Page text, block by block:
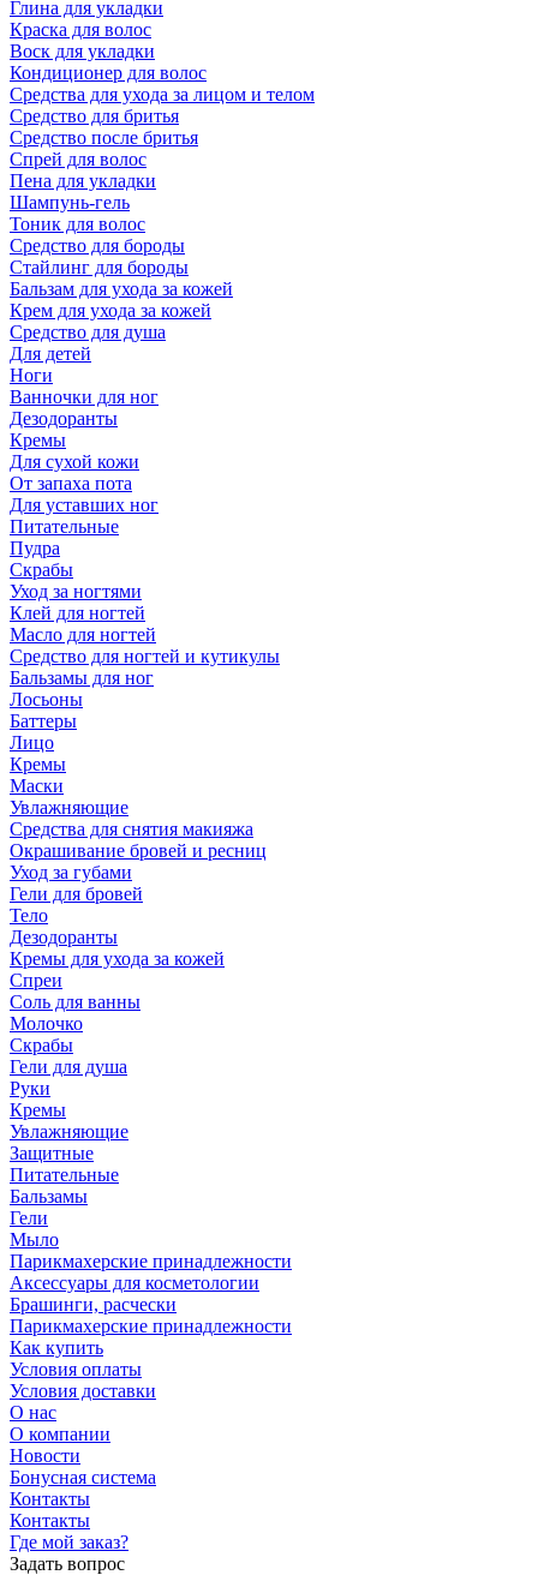
Глина для укладки
Краска для волос
Воск для укладки
Кондиционер для волос
Средства для ухода за лицом и телом
Средство для бритья
Средство после бритья
Спрей для волос
Пена для укладки
Шампунь-гель
Тоник для волос
Средство для бороды
Стайлинг для бороды
Бальзам для ухода за кожей
Крем для ухода за кожей
Средство для душа
Для детей
Ноги
Ванночки для ног
Дезодоранты
Кремы
Для сухой кожи
От запаха пота
Для уставших ног
Питательные
Пудра
Скрабы
Уход за ногтями
Клей для ногтей
Масло для ногтей
Средство для ногтей и кутикулы
Бальзамы для ног
Лосьоны
Баттеры
Лицо
Кремы
Маски
Увлажняющие
Средства для снятия макияжа
Окрашивание бровей и ресниц
Уход за губами
Гели для бровей
Тело
Дезодоранты
Кремы для ухода за кожей
Спреи
Соль для ванны
Молочко
Скрабы
Гели для душа
Руки
Кремы
Увлажняющие
Защитные
Питательные
Бальзамы
Гели
Мыло
Парикмахерские принадлежности
Аксессуары для косметологии
Брашинги, расчески
Парикмахерские принадлежности
Как купить
Условия оплаты
Условия доставки
О нас
О компании
Новости
Бонусная система
Контакты
Контакты
Где мой заказ?
Задать вопрос